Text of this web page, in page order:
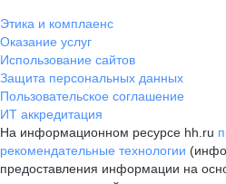
Этика и комплаенс
Оказание услуг
Использование сайтов
Защита персональных данных
Пользовательское соглашение
ИТ аккредитация
На информационном ресурсе hh.ru
рекомендательные технологии
предоставления информации на